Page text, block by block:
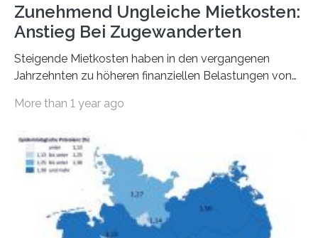
Zunehmend Ungleiche Mietkosten:
Anstieg Bei Zugewanderten
Steigende Mietkosten haben in den vergangenen
Jahrzehnten zu höheren finanziellen Belastungen von
Bundesinstitut für Bevölkerungsforschung (BiB)
gesamten Einkommen zwischen 1990 und 2020 für
unterschiedliche Einkommensgruppen sowie für in
Deutschland geborene Menschen und Zugewanderte
verändert hat. Das Ergebnis: Während Personen mit
hohen Einkommen (oberstes Quintil der Verteilung der
Nettoäquivalenzeinkommen) nur einen moderaten
More than 1 year ago